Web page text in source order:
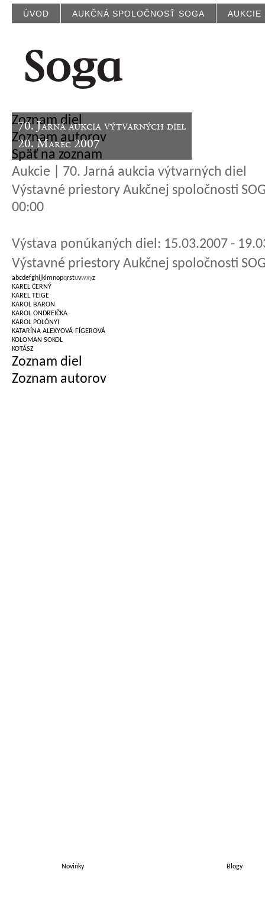
ÚVOD AUKČNÁ SPOLOČNOSŤ SOGA AUKCIE
70. Jarná aukcia výtvarných diel
20. Marec 2007
Zoznam diel
Zoznam autorov
Späť na zoznam
Aukcie | 70. Jarná aukcia výtvarných diel
Výstavné priestory Aukčnej spoločnosti
00:00
Výstava ponúkaných diel: 15.03.2007 -
Výstavné priestory Aukčnej spoločnosti
abcdefghijk mnopqrstuvwxyz
KAREL ČERNÝ
KAREL TEIGE
KAROL BARON
KAROL ONDREIČKA
KAROL POLÓNYI
KATARÍNA ALEXYOVÁ-FÍGEROVÁ
KOLOMAN SOKOL
KOTÁSZ
Zoznam diel
Zoznam autorov
Novinky Blogy